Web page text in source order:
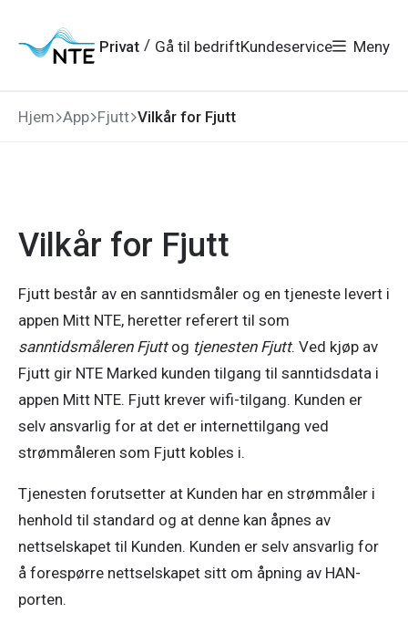
hovedmeny
søk
hovedinnhold
bunnområde
Privat / Gå til bedriftKundeservice Meny
Hjem App Fjutt Vilkår for Fjutt
Vilkår for Fjutt
Fjutt består av en sanntidsmåler og en tjeneste levert i
appen Mitt NTE, heretter referert til som
sanntidsmåleren Fjuttog tjenesten Fjutt. Ved kjøp av
Fjutt gir NTE Marked kunden tilgang til sanntidsdata i
appen Mitt NTE. Fjutt krever wifi-tilgang. Kunden er
selv ansvarlig for at det er internettilgang ved
strømmåleren som Fjutt kobles i.
Tjenesten forutsetter at Kunden har en strømmåler i
henhold til standard og at denne kan åpnes av
nettselskapet til Kunden. Kunden er selv ansvarlig for
å forespørre nettselskapet sitt om åpning av HAN-
porten.